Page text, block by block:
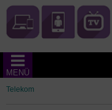
MENÜ
Telekom